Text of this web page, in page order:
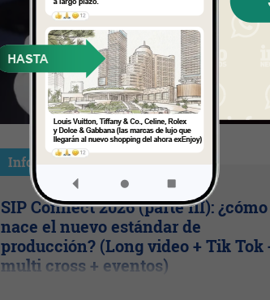
InfoNegocios Miami
SIP Connect 2026 (parte III): ¿cómo
nace el nuevo estándar de
producción? (Long video + Tik Tok
multi cross + eventos)